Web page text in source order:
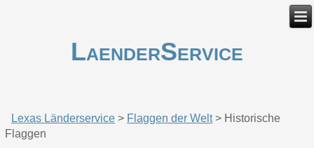
LaenderService
Lexas Länderservice > Flaggen der Welt> Historische
Flaggen